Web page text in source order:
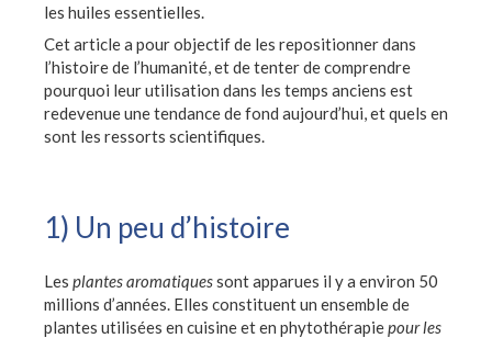
les huiles essentielles.
Cet article a pour objectif de les repositionner dans
l’histoire de l’humanité, et de tenter de comprendre
pourquoi leur utilisation dans les temps anciens est
redevenue une tendance de fond aujourd’hui, et quels en
sont les ressorts scientifiques.
1) Un peu d’histoire
Les plantes aromatiquessont apparues il y a environ 50
millions d’années. Elles constituent un ensemble de
plantes utilisées en cuisine et en phytothérapiepour les